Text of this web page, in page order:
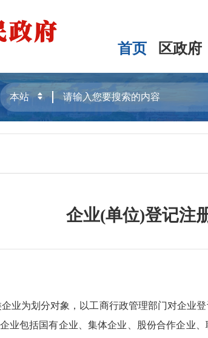
首页 区政府
企业(单位)登记注
业为划分对象，以工商行政管理部门对企业
业包括国有企业、集体企业、股份合作企业